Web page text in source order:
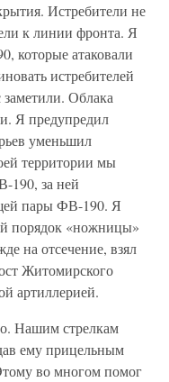
Истребители не
к линии фронта. Я
которые атаковали
истребителей
Облака
Я предупредил
уменьшил
территории мы
190, за ней
пары ФВ-190. Я
порядок «ножницы»
на отсечение, взял
Житомирского
артиллерией.
Нашим стрелкам
ему прицельным
во многом помог